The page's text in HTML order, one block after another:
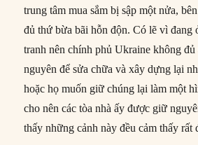
trung tâm mua sắm bị sập một nửa,
đủ thứ bừa bãi hỗn độn. Có lẽ vì đang
tranh nên chính phủ Ukraine không
nguyên để sửa chữa và xây dựng lại
hoặc họ muốn giữ chúng lại làm một
cho nên các tòa nhà ấy được giữ
thấy những cảnh này đều cảm thấy rất